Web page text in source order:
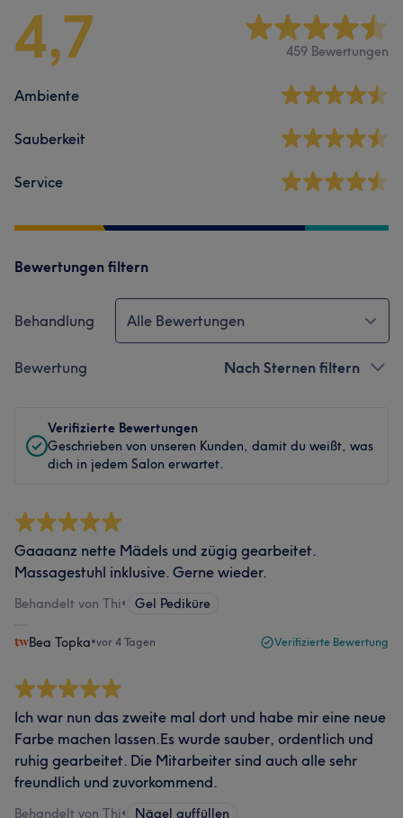
4,7 459 Bewertungen
Ambiente
Sauberkeit
Service
Bewertungen filtern
Behandlung Alle Bewertungen
Bewertung Nach Sternen filtern
Verifizierte Bewertungen
Geschrieben von unseren Kunden, damit du weißt, was
dich in jedem Salon erwartet.
Gaaaanz nette Mädels und zügig gearbeitet.
Massagestuhl inklusive. Gerne wieder.
Behandelt von Thi• Gel Pediküre
Bea Topka•vor 4 Tagen Verifizierte Bewertung
Ich war nun das zweite mal dort und habe mir eine neue
Farbe machen lassen.Es wurde sauber, ordentlich und
ruhig gearbeitet. Die Mitarbeiter sind auch alle sehr
freundlich und zuvorkommend.
Behandelt von Thi• Nägel auffüllen